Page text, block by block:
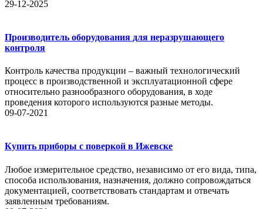
29-12-2025
Производитель оборудования для неразрушающего
контроля
Контроль качества продукции – важный технологический
процесс в производственной и эксплуатационной сфере
относительно разнообразного оборудования, в ходе
проведения которого используются разные методы.
09-07-2021
Купить приборы с поверкой в Ижевске
Любое измерительное средство, независимо от его вида, типа,
способа использования, назначения, должно сопровождаться
документацией, соответствовать стандартам и отвечать
заявленным требованиям.